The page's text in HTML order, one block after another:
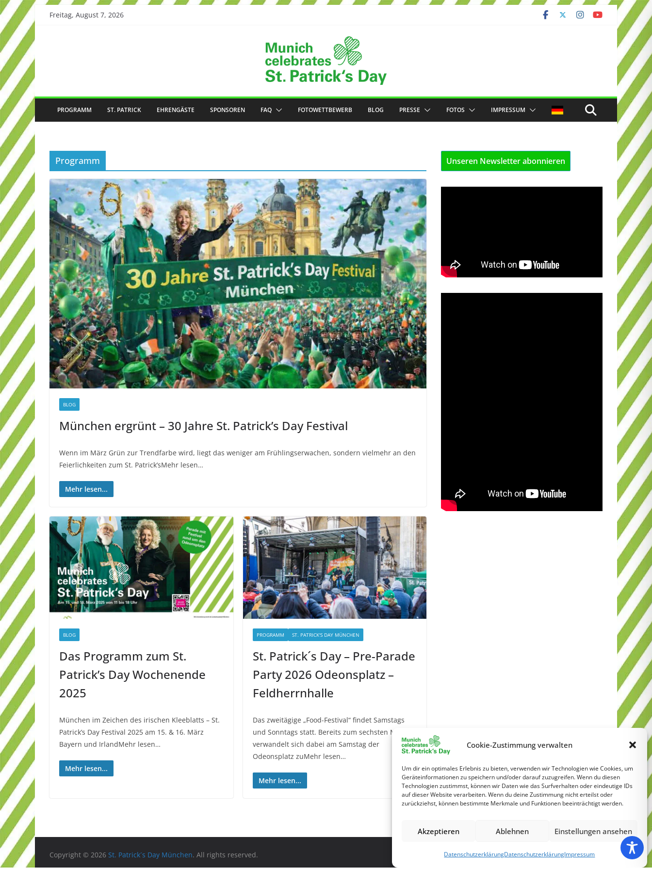
Cookie-Zustimmung verwalten
Um dir ein optimales Erlebnis zu bieten, verwenden wir Technologien wie Cookies, um
Geräteinformationen zu speichern und/oder darauf zuzugreifen. Wenn du diesen
Technologien zustimmst, können wir Daten wie das Surfverhalten oder eindeutige IDs
auf dieser Website verarbeiten. Wenn du deine Zustimmung nicht erteilst oder
zurückziehst, können bestimmte Merkmale und Funktionen beeinträchtigt werden.
Akzeptieren Ablehnen Einstellungen ansehen
DatenschutzerklärungDatenschutzerklärungImpressum
to
content
Freitag, August 7, 2026
PROGRAMM ST. PATRICK EHRENGÄSTE SPONSOREN FAQ FOTOWETTBEWERB BLOG PRESSE FOTOS IMPRESSUM
Programm
BLOG
München ergrünt – 30 Jahre St. Patrick’s Day Festival
Wenn im März Grün zur Trendfarbe wird, liegt das weniger am Frühlingserwachen, sondern vielmehr an den
Feierlichkeiten zum St. Patrick’sMehr lesen…
Mehr lesen...
BLOG
Das Programm zum St.
Patrick’s Day Wochenende
2025
München im Zeichen des irischen Kleeblatts – St.
Patrick’s Day Festival 2025 am 15. & 16. März
Bayern und IrlandMehr lesen…
Mehr lesen...
PROGRAMM ST. PATRICK'S DAY MÜNCHEN
St. Patrick´s Day – Pre-Parade
Party 2026 Odeonsplatz –
Feldherrnhalle
Das zweitägige „Food-Festival“ findet Samstags
und Sonntags statt. Bereits zum sechsten Mal
verwandelt sich dabei am Samstag der
Odeonsplatz zuMehr lesen…
Mehr lesen...
Unseren Newsletter abonnieren
Copyright © 2026 St. Patrick´s Day München. All rights reserved.